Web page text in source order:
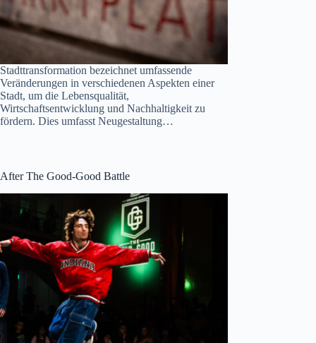
Stadttransformation bezeichnet umfassende
Veränderungen in verschiedenen Aspekten einer
Stadt, um die Lebensqualität,
Wirtschaftsentwicklung und Nachhaltigkeit zu
fördern. Dies umfasst Neugestaltung…
After The Good-Good Battle